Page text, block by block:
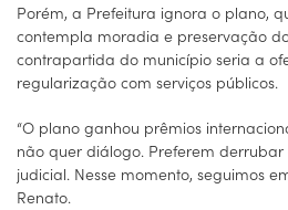
Porém, a Prefeitura ignora o plano,
contempla moradia e preservação
contrapartida do município seria a
regularização com serviços públicos.
“O plano ganhou prêmios
não quer diálogo. Preferem
judicial. Nesse momento, seguimos
Renato.